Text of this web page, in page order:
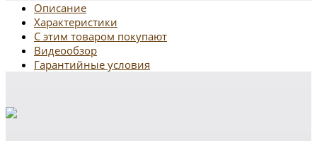
Описание
Характеристики
С этим товаром покупают
Видеообзор
Гарантийные условия